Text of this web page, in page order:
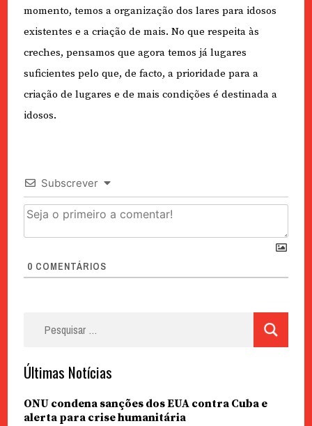
momento, temos a organização dos lares para idosos
existentes e a criação de mais. No que respeita às
creches, pensamos que agora temos já lugares
suficientes pelo que, de facto, a prioridade para a
criação de lugares e de mais condições é destinada a
idosos.
Subscrever
0 COMENTÁRIOS
Últimas Notícias
ONU condena sanções dos EUA contra Cuba e
alerta para crise humanitária